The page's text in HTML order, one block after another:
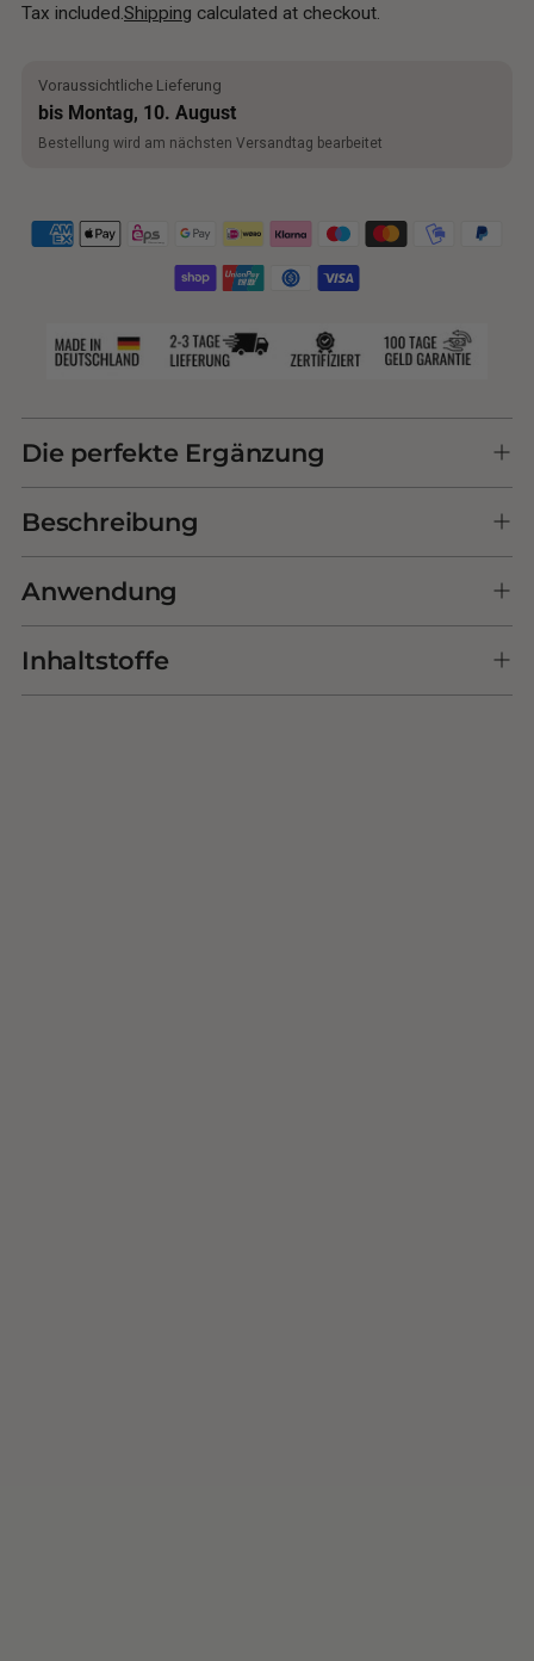
Tax included.Shipping calculated at checkout.
Voraussichtliche Lieferung
bis Montag, 10. August
Bestellung wird am nächsten Versandtag bearbeitet
Adding
product
cart
Die perfekte Ergänzung
Beschreibung
Anwendung
Inhaltstoffe